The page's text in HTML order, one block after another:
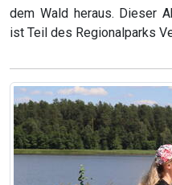
dem Wald heraus. Dieser
ist Teil des Regionalparks